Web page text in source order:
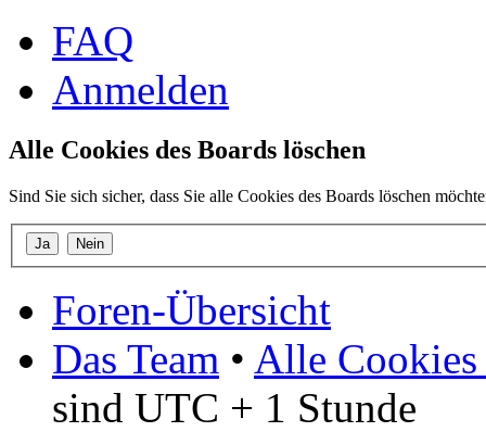
FAQ
Anmelden
Alle Cookies des Boards löschen
Sind Sie sich sicher, dass Sie alle Cookies des Boards löschen
Foren-Übersicht
Das Team • Alle Cookies
sind UTC + 1 Stunde